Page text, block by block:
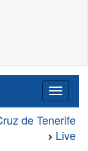
de Tenerife
Live